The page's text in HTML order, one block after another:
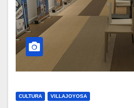
CULTURA VILLAJOYOSA